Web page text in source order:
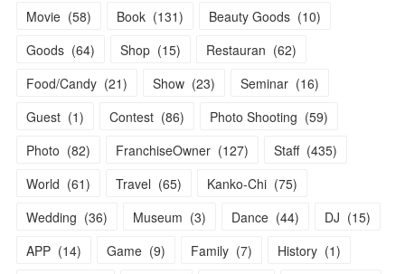
Movie (58) Book (131) Beauty Goods (10)
Goods (64) Shop (15) Restauran (62)
Food/Candy (21) Show (23) Seminar (16)
Guest (1) Contest (86) Photo Shooting (59)
Photo (82) FranchiseOwner (127) Staff (435)
World (61) Travel (65) Kanko-Chi (75)
Wedding (36) Museum (3) Dance (44) DJ (15)
APP (14) Game (9) Family (7) History (1)